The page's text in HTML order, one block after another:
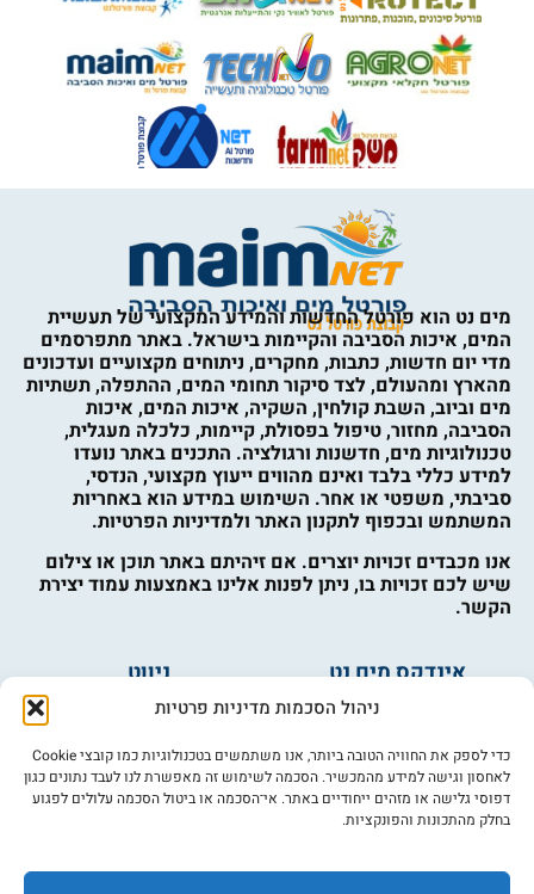
ניהול הסכמות מדיניות פרטיות
כדי לספק את החוויה הטובה ביותר, אנו משתמשים בטכנולוגיות כמו קובצי Cookie
לאחסון וגישה למידע מהמכשיר. הסכמה לשימוש זה מאפשרת לנו לעבד נתונים כגון
דפוסי גלישה או מזהים ייחודיים באתר. אי־הסכמה או ביטול הסכמה עלולים לפגוע
בחלק מהתכונות והפונקציות.
מים נט הוא פורטל החדשות והמידע המקצועי של תעשיית
המים, איכות הסביבה והקיימות בישראל. באתר מתפרסמים
מדי יום חדשות, כתבות, מחקרים, ניתוחים מקצועיים ועדכונים
מהארץ ומהעולם, לצד סיקור תחומי המים, ההתפלה, תשתיות
מים וביוב, השבת קולחין, השקיה, איכות המים, איכות
הסביבה, מחזור, טיפול בפסולת, קיימות, כלכלה מעגלית,
טכנולוגיות מים, חדשנות ורגולציה. התכנים באתר נועדו
למידע כללי בלבד ואינם מהווים ייעוץ מקצועי, הנדסי,
סביבתי, משפטי או אחר. השימוש במידע הוא באחריות
המשתמש ובכפוף לתקנון האתר ולמדיניות הפרטיות.
אנו מכבדים זכויות יוצרים. אם זיהיתם באתר תוכן או צילום
שיש לכם זכויות בו, ניתן לפנות אלינו באמצעות עמוד יצירת
הקשר.
אינדקס מים נט
מים ובריאות
פורום מים
ניווט
אינדקס עסקים
צרו קשר
מי אנחנו